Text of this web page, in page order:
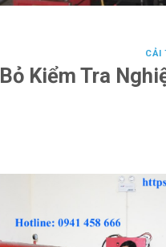
CẢI
Bỏ Kiểm Tra